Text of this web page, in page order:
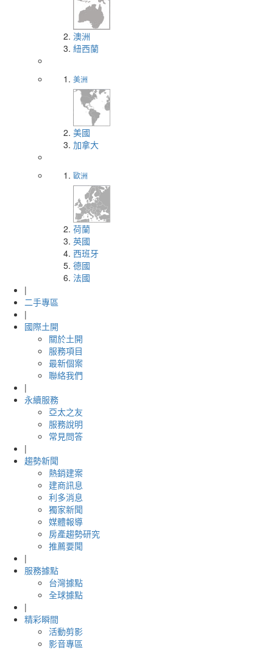
澳洲
紐西蘭
美洲
美國
加拿大
歐洲
荷蘭
英國
西班牙
德國
法國
|
二手專區
|
國際土開
關於土開
服務項目
最新個案
聯絡我們
|
永續服務
亞太之友
服務說明
常見問答
|
趨勢新聞
熱銷建案
建商訊息
利多消息
獨家新聞
媒體報導
房產趨勢研究
推薦要聞
|
服務據點
台灣據點
全球據點
|
精彩瞬間
活動剪影
影音專區